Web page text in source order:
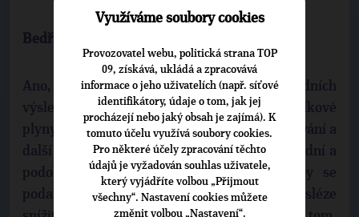
Bedřich MOLDAN
Ano, ano, to jsem právě chtěl říct. Podle posledních
výsledků, kdyby, je, je zřejmé, že už ty skleníkové
plyny v té atmosféře jsou a že to, že to oteplování a
další tedy změny včetně větší frekvence povodní a
podobně budou pokračovat dál. Ale kdyby se
podařilo opravdu ty emise stabilizovat a posléze
Využíváme soubory cookies
Provozovatel webu, politická strana TOP
09, získává, ukládá a zpracovává
informace o jeho uživatelích (např. síťové
identifikátory, údaje o tom, jak jej
procházejí nebo jaký obsah je zajímá). K
tomuto účelu využívá soubory cookies.
Pro některé účely zpracování těchto
údajů je vyžadován souhlas uživatele,
který vyjádříte volbou „Přijmout
všechny“. Nastavení cookies můžete
změnit volbou „Nastavení“.